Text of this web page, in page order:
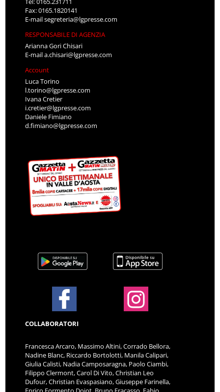
Fax: 0165.1820141
E-mailsegreteria@lgpresse.com
RESPONSABILE DI AGENZIA
Arianna Gori Chisari
E-maila.chisari@lgpresse.com
Account
Luca Torino
l.torino@lgpresse.com
Ivana Cretier
i.cretier@lgpresse.com
Daniele Fimiano
d.fimiano@lgpresse.com
COLLABORATORI
Francesca Arcaro, Massimo Altini, Corrado Bellora,
Nadine Blanc, Riccardo Bortolotti, Manila Calipari,
Giulia Calisti, Nadia Camposaragna, Paolo Ciambi,
Filippo Clermont, Carol Di Vito, Christian Leo
Dufour, Christian Evaspasiano, Giuseppe Farinella,